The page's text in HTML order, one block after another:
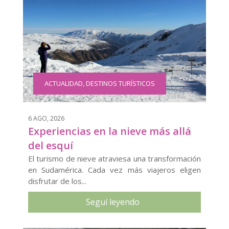
ACTUALIDAD,DESTINOS TURÍSTICOS
6 AGO, 2026
Experiencias en la nieve más allá
del esquí
El turismo de nieve atraviesa una transformación
en Sudamérica. Cada vez más viajeros eligen
disfrutar de los...
Seguí leyendo